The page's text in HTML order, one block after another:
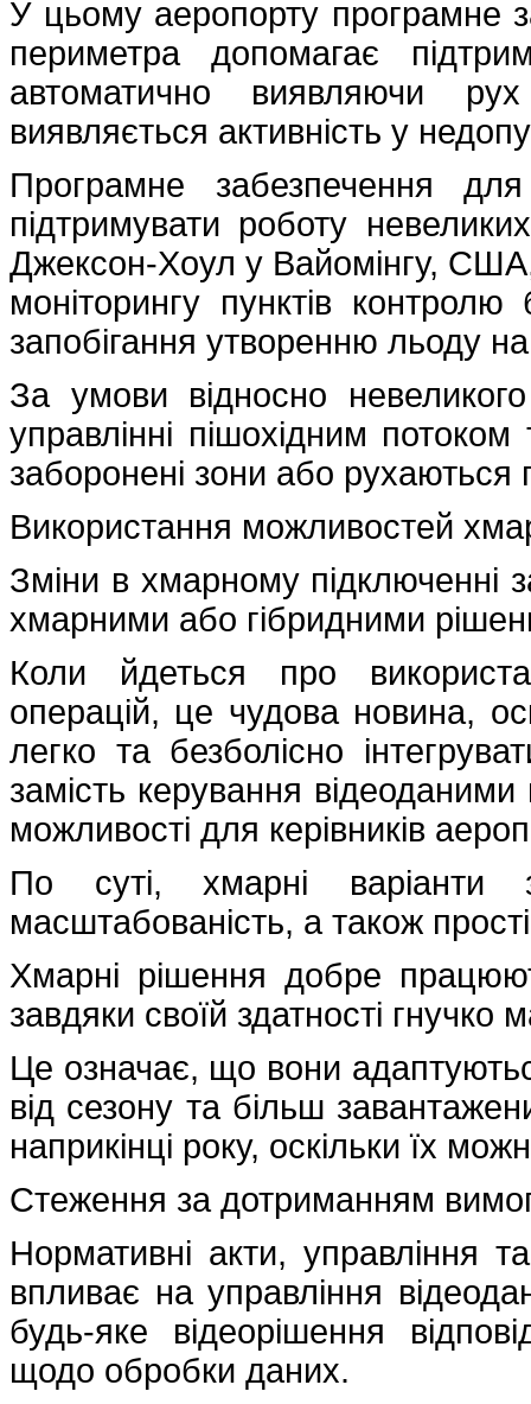
У цьому аеропорту програмне
периметра допомагає
автоматично виявляючи
виявляється активність у
Програмне забезпечення
підтримувати роботу
Джексон-Хоул у Вайомінгу,
моніторингу пунктів
запобігання утворенню льоду на
За умови відносно
управлінні пішохідним
заборонені зони або рухаються
Використання можливостей
Зміни в хмарному підключенні
хмарними або гібридними
Коли йдеться про
операцій, це чудова новина,
легко та безболісно
замість керування відеоданими
можливості для керівників
По суті, хмарні варіанти
масштабованість, а також
Хмарні рішення добре
завдяки своїй здатності
Це означає, що вони
від сезону та більш
наприкінці року, оскільки їх
Стеження за дотриманням
Нормативні акти, управління
впливає на управління
будь-яке відеорішення
щодо обробки даних.